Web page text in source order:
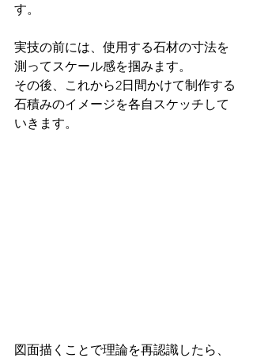
す。
実技の前には、使用する石材の寸法を
測ってスケール感を掴みます。
その後、これから2日間かけて制作する
石積みのイメージを各自スケッチして
いきます。
図面描くことで理論を再認識したら、